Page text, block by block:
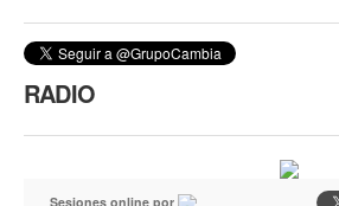
RADIO
Sesiones online por